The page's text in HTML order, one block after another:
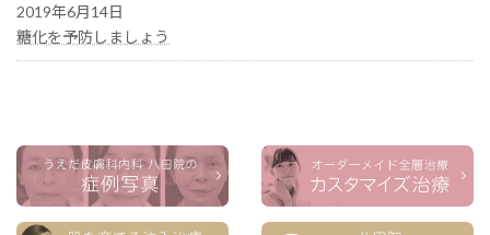
2019年6月14日
糖化を予防しましょう